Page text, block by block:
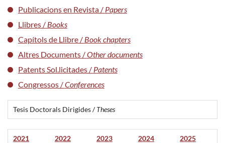
Publicacions en Revista / Papers
Llibres / Books
Capítols de Llibre / Book chapters
Altres Documents /Other documents
Patents Sol.licitades / Patents
Congressos /Conferences
Tesis Doctorals Dirigides /Theses
2021 2022 2023 2024 2025